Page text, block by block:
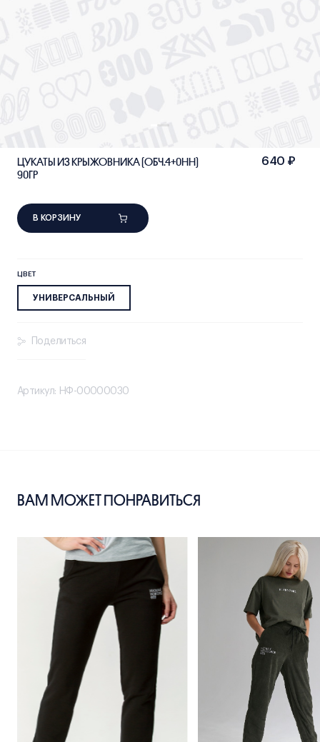
ЦУКАТЫ ИЗ КРЫЖОВНИКА (ОБЧ.4+0НН)
90ГР
640 ₽
В КОРЗИНУ
ЦВЕТ
УНИВЕРСАЛЬНЫЙ
Поделиться
Артикул: НФ-00000030
ВАМ МОЖЕТ ПОНРАВИТЬСЯ